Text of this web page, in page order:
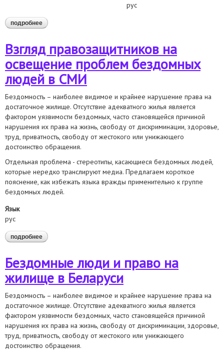
рус
подробнее о бездомные люди и право на жилище в беларуси:
опубликован тематический доклад
Взгляд правозащитников на
освещение проблем бездомных
людей в СМИ
Бездомность – наиболее видимое и крайнее нарушение права на
достаточное жилище. Отсутствие адекватного жилья является
фактором уязвимости бездомных, часто становящейся причиной
нарушения их права на жизнь, свободу от дискриминации, здоровье,
труд, приватность, свободу от жестокого или унижающего
достоинство обращения.
Отдельная проблема - стереотипы, касающиеся бездомных людей,
которые нередко транслируют медиа. Предлагаем короткое
пояснение, как избежать языка вражды применительно к группе
бездомных людей.
Язык
рус
подробнее о взгляд правозащитников на освещение проблем
бездомных людей в сми
Бездомные люди и право на
жилище в Беларуси
Бездомность – наиболее видимое и крайнее нарушение права на
достаточное жилище. Отсутствие адекватного жилья является
фактором уязвимости бездомных, часто становящейся причиной
нарушения их права на жизнь, свободу от дискриминации, здоровье,
труд, приватность, свободу от жестокого или унижающего
достоинство обращения.